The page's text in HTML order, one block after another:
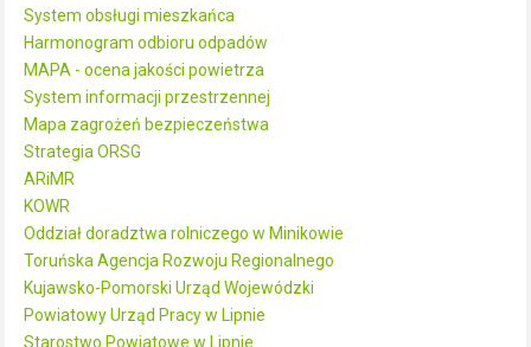
System obsługi mieszkańca
Harmonogram odbioru odpadów
MAPA - ocena jakości powietrza
System informacji przestrzennej
Mapa zagrożeń bezpieczeństwa
Strategia ORSG
ARiMR
KOWR
Oddział doradztwa rolniczego w Minikowie
Toruńska Agencja Rozwoju Regionalnego
Kujawsko-Pomorski Urząd Wojewódzki
Powiatowy Urząd Pracy w Lipnie
Starostwo Powiatowe w Lipnie